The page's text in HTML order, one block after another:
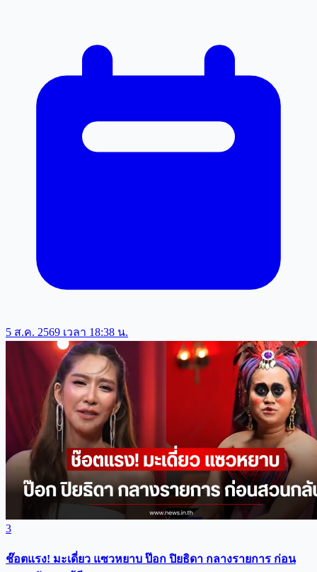
5 ส.ค. 2569 เวลา 18:38 น.
3
ช๊อตแรง! มะเดี่ยว แซวหยาบ ป๊อก ปิยธิดา กลางรายการ ก่อน